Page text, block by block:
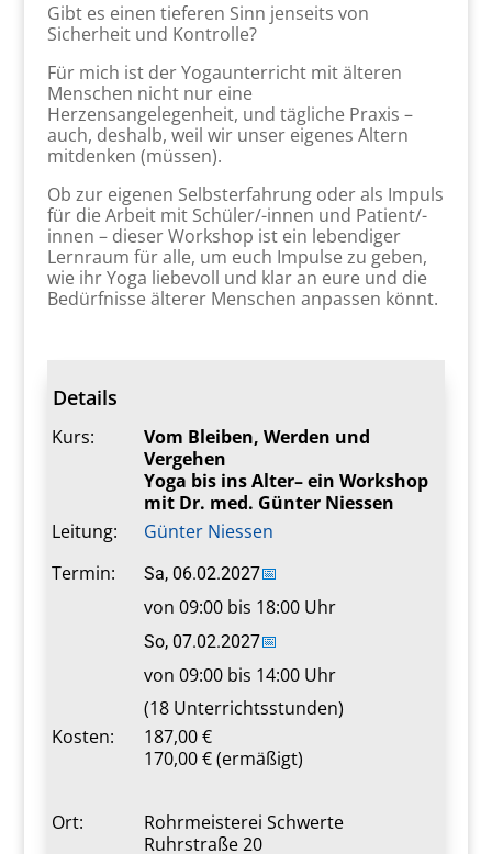
Gibt es einen tieferen Sinn jenseits von
Sicherheit und Kontrolle?
Für mich ist der Yogaunterricht mit älteren
Menschen nicht nur eine
Herzensangelegenheit, und tägliche Praxis –
auch, deshalb, weil wir unser eigenes Altern
mitdenken (müssen).
Ob zur eigenen Selbsterfahrung oder als Impuls
für die Arbeit mit Schüler/-innen und Patient/-
innen – dieser Workshop ist ein lebendiger
Lernraum für alle, um euch Impulse zu geben,
wie ihr Yoga liebevoll und klar an eure und die
Bedürfnisse älterer Menschen anpassen könnt.
Details
Kurs:
Vom Bleiben, Werden und
Vergehen
Yoga bis ins Alter– ein Workshop
mit Dr. med. Günter Niessen
Leitung:
Günter Niessen
Termin:
Sa, 06.02.2027📅
von 09:00 bis 18:00 Uhr
So, 07.02.2027📅
von 09:00 bis 14:00 Uhr
(18 Unterrichtsstunden)
Kosten:
187,00 €
170,00 € (ermäßigt)
Ort:
Rohrmeisterei Schwerte
Ruhrstraße 20